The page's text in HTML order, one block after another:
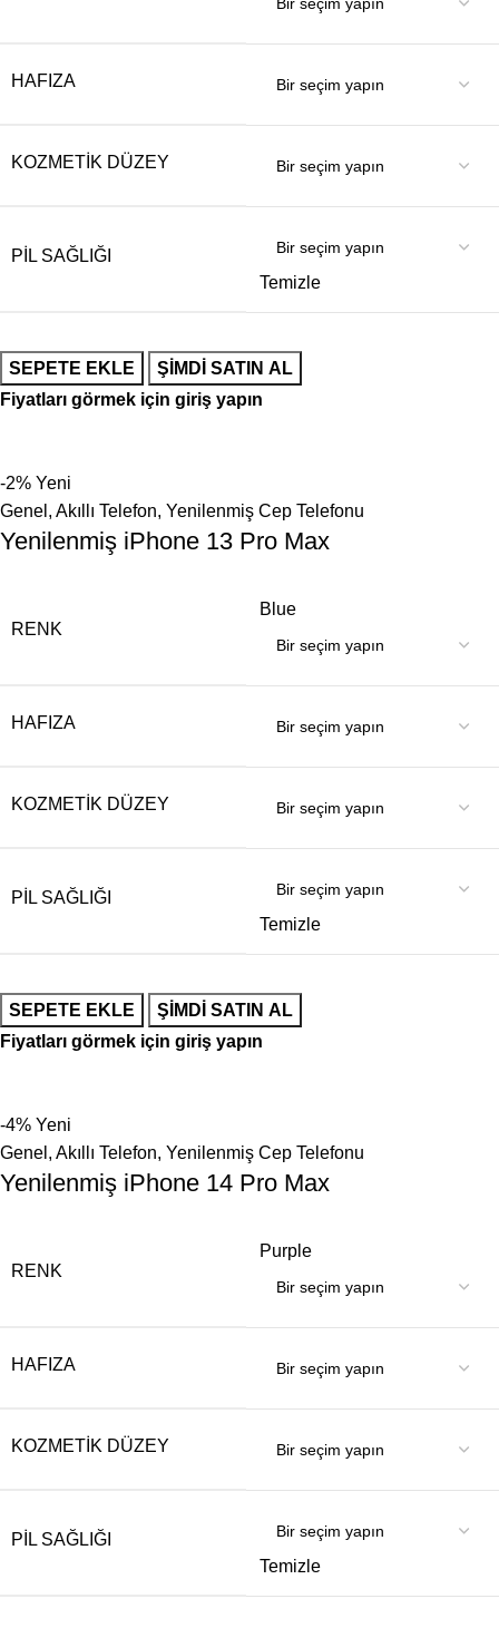
HAFIZA
KOZMETIK DÜZEY
PIL SAĞLIĞI
Temizle
SEPETE EKLE
ŞIMDI SATIN AL
Fiyatları görmek için giriş yapın
-2% Yeni
Genel , Akıllı Telefon, Yenilenmiş Cep Telefonu
Yenilenmiş iPhone 13 Pro Max
RENK
Blue
HAFIZA
KOZMETIK DÜZEY
PIL SAĞLIĞI
Temizle
SEPETE EKLE
ŞIMDI SATIN AL
Fiyatları görmek için giriş yapın
-4% Yeni
Genel , Akıllı Telefon, Yenilenmiş Cep Telefonu
Yenilenmiş iPhone 14 Pro Max
RENK
Purple
HAFIZA
KOZMETIK DÜZEY
PIL SAĞLIĞI
Temizle